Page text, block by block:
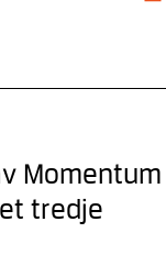
Momentum
tredje